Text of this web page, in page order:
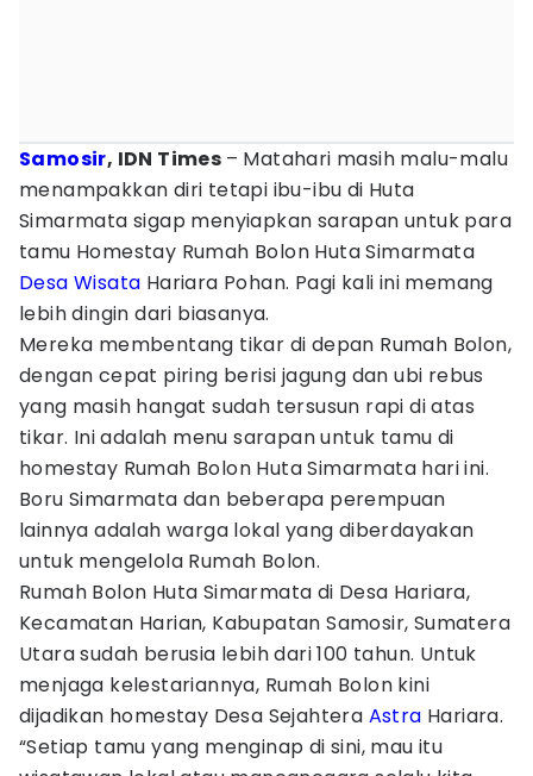
Samosir, IDN Times – Matahari masih malu-malu
menampakkan diri tetapi ibu-ibu di Huta
Simarmata sigap menyiapkan sarapan untuk para
tamu Homestay Rumah Bolon Huta Simarmata
Desa Wisata Hariara Pohan. Pagi kali ini memang
lebih dingin dari biasanya.
Mereka membentang tikar di depan Rumah Bolon,
dengan cepat piring berisi jagung dan ubi rebus
yang masih hangat sudah tersusun rapi di atas
tikar. Ini adalah menu sarapan untuk tamu di
homestay Rumah Bolon Huta Simarmata hari ini.
Boru Simarmata dan beberapa perempuan
lainnya adalah warga lokal yang diberdayakan
untuk mengelola Rumah Bolon.
Rumah Bolon Huta Simarmata di Desa Hariara,
Kecamatan Harian, Kabupatan Samosir, Sumatera
Utara sudah berusia lebih dari 100 tahun. Untuk
menjaga kelestariannya, Rumah Bolon kini
dijadikan homestay Desa Sejahtera Astra Hariara.
“Setiap tamu yang menginap di sini, mau itu